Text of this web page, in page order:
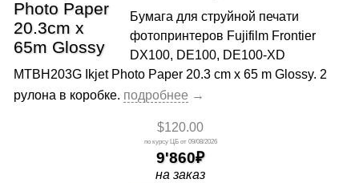
Бумага для струйной печати
фотопринтеров Fujifilm Frontier
DX100, DE100, DE100-XD
MTBH203G Ikjet Photo Paper 20.3 cm x 65 m Glossy. 2
рулона в коробке.
$120.00
09/08/2026
9'860
на заказ